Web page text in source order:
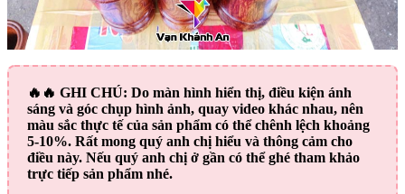
🔥🔥 GHI CHÚ: Do màn hình hiển thị, điều kiện ánh
sáng và góc chụp hình ảnh, quay video khác nhau, nên
màu sắc thực tế của sản phẩm có thể chênh lệch khoảng
5-10%. Rất mong quý anh chị hiểu và thông cảm cho
điều này. Nếu quý anh chị ở gần có thể ghé tham khảo
trực tiếp sản phẩm nhé.